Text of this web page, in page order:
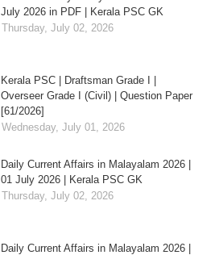
July 2026 in PDF | Kerala PSC GK
Thursday, July 02, 2026
Kerala PSC | Draftsman Grade I |
Overseer Grade I (Civil) | Question Paper
[61/2026]
Wednesday, July 01, 2026
Daily Current Affairs in Malayalam 2026 |
01 July 2026 | Kerala PSC GK
Thursday, July 02, 2026
Daily Current Affairs in Malayalam 2026 |